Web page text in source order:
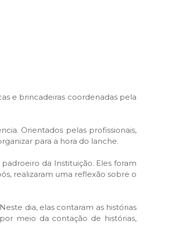
e brincadeiras coordenadas pela
Orientados pelas profissionais,
para a hora do lanche.
da Instituição. Eles foram
realizaram uma reflexão sobre o
dia, elas contaram as histórias
meio da contação de histórias,